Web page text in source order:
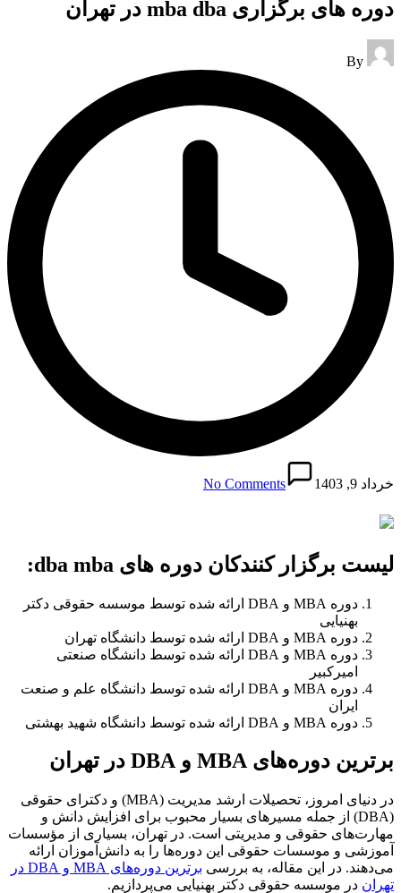
دوره های برگزاری mba dba در تهران
Posted
by
By
خرداد 9, 1403 No Comments
لیست برگزار کنندکان دوره های dba mba:
دوره MBA و DBA ارائه شده توسط موسسه حقوقی دکتر
بهنیایی
دوره MBA و DBA ارائه شده توسط دانشگاه تهران
دوره MBA و DBA ارائه شده توسط دانشگاه صنعتی
امیرکبیر
دوره MBA و DBA ارائه شده توسط دانشگاه علم و صنعت
ایران
دوره MBA و DBA ارائه شده توسط دانشگاه شهید بهشتی
برترین دوره‌های MBA و DBA در تهران
در دنیای امروز، تحصیلات ارشد مدیریت (MBA) و دکترای حقوقی
(DBA) از جمله مسیرهای بسیار محبوب برای افزایش دانش و
مهارت‌های حقوقی و مدیریتی است. در تهران، بسیاری از مؤسسات
آموزشی و موسسات حقوقی این دوره‌ها را به دانش‌آموزان ارائه
می‌دهند. در این مقاله، به بررسی
برترین دوره‌های MBA و DBA در
تهران در موسسه حقوقی دکتر بهنیایی می‌پردازیم.